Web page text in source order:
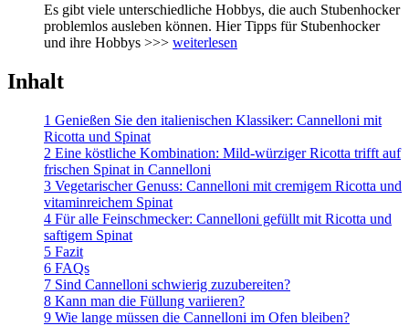
Es gibt viele unterschiedliche Hobbys, die auch Stubenhocker
problemlos ausleben können. Hier Tipps für Stubenhocker
und ihre Hobbys >>> weiterlesen
Inhalt
1 Genießen Sie den italienischen Klassiker: Cannelloni mit
Ricotta und Spinat
2 Eine köstliche Kombination: Mild-würziger Ricotta trifft auf
frischen Spinat in Cannelloni
3 Vegetarischer Genuss: Cannelloni mit cremigem Ricotta und
vitaminreichem Spinat
4 Für alle Feinschmecker: Cannelloni gefüllt mit Ricotta und
saftigem Spinat
5 Fazit
6 FAQs
7 Sind Cannelloni schwierig zuzubereiten?
8 Kann man die Füllung variieren?
9 Wie lange müssen die Cannelloni im Ofen bleiben?